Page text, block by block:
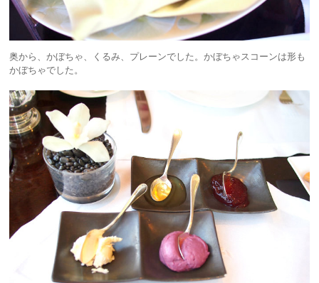
奥から、かぼちゃ、くるみ、プレーンでした。かぼちゃスコーンは形も
かぼちゃでした。